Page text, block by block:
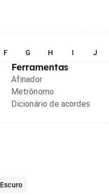
F G H I J
Ferramentas
Afinador
Metrônomo
Dicionário de acordes
Escuro